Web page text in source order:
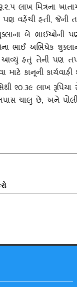
લાખ મિત્રના
વહેંચી હતી, જેની
બે ભાઈઓની
ભાઈ અભિષેક
આવ્‍યું હતું તેની પણ
કાનૂની
૨૦.૩૯ લાખ રૂપિયા
ચાલુ છે, અને